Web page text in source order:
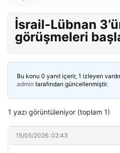
İsrail-Lübnan
görüşmeleri
Bu konu 0 yanıt içerir, 1 izleyen
admin tarafından güncellenmiştir.
1 yazı görüntüleniyor (toplam 1)
15/05/2026: 02:43